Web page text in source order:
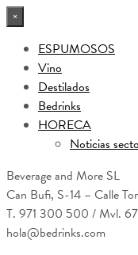
×
ESPUMOSOS
Vino
Destilados
Bedrinks
HORECA
Noticias
Beverage and More SL
Can Bufi, S-14 – Calle
T. 971 300 500 / Mvl.
hola@bedrinks.com